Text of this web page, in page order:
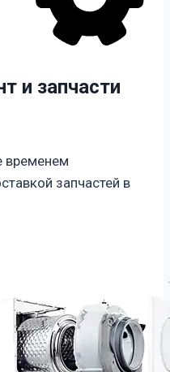
и запчасти
временем
запчастей в